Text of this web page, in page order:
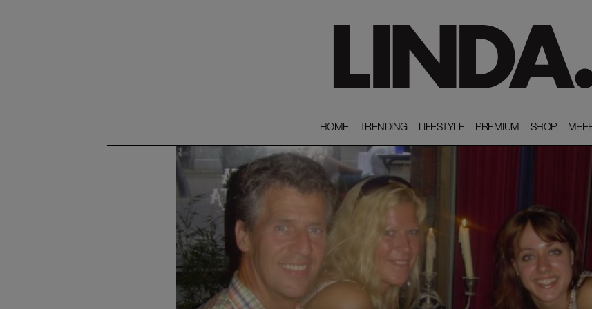
HOME
HOME TRENDING
TRENDING LIFESTYLE
LIFESTYLE PREMIUM
PREMIUM SHOP
SHOP